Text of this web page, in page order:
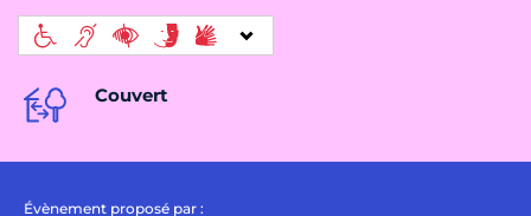
Couvert
Évènement proposé par :